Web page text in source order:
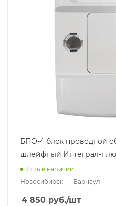
БПО-4 блок проводной
шлейфный Интеграл-
Есть в наличии
Новосибирск
Барнаул
4 850 руб./шт